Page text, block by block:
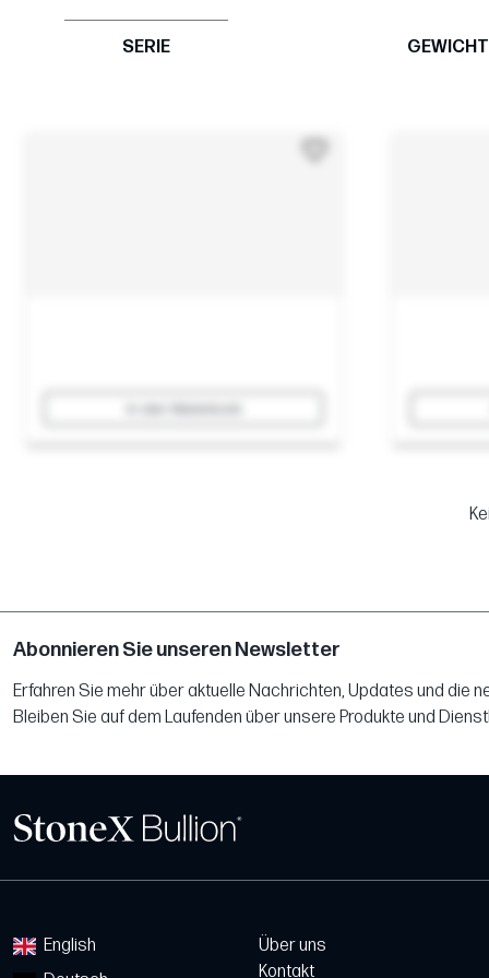
SERIE GEWICHT
Abonnieren Sie unseren Newsletter
Erfahren Sie mehr über aktuelle Nachrichten, Updates und die
Bleiben Sie auf dem Laufenden über unsere Produkte und
English
Über uns
Kontakt